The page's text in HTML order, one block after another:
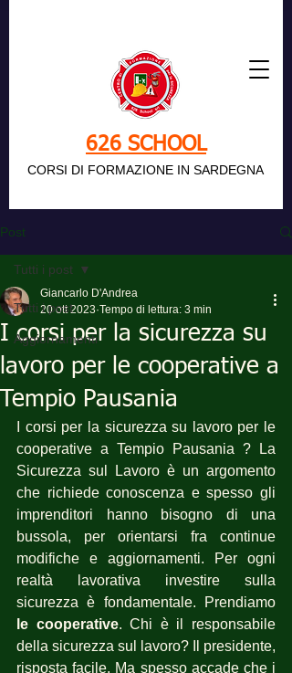
626 SCHOOL
CORSI DI FORMAZIONE IN SARDEGNA
Post
Tutti i post
Aggiornamenti
Tutti i post
I corsi per la sicurezza su
lavoro per le cooperative a
Tempio Pausania
Giancarlo D'Andrea
20 ott 2023 Tempo di lettura: 3 min
I corsi per la sicurezza su lavoro per le
cooperative a Tempio Pausania ? La
Sicurezza sul Lavoro è un argomento
che richiede conoscenza e spesso gli
imprenditori hanno bisogno di una
bussola, per orientarsi fra continue
modifiche e aggiornamenti. Per ogni
realtà lavorativa investire sulla
le cooperative. Chi è il responsabile
della sicurezza sul lavoro? Il presidente,
risposta facile. Ma spesso accade che i